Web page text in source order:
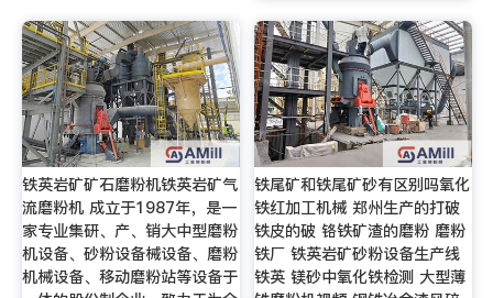
铁英岩矿矿石磨粉机铁英岩矿气
流磨粉机 成立于1987年，是一
家专业集研、产、销大中型磨粉
机设备、砂粉设备械设备、磨粉
机械设备、移动磨粉站等设备于
铁尾矿和铁尾矿砂有区别吗氧化
铁红加工机械 郑州生产的打破
铁皮的破 铬铁矿渣的磨粉 磨粉
铁厂 铁英岩矿砂粉设备生产线
铁英 镁砂中氧化铁检测 大型薄